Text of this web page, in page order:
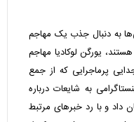
به دنبال جذب یک مهاجم
یورگن لوکادیا مهاجم
پرماجرایی که از جمع
به شایعات درباره
داد و با رد خبرهای مرتبط